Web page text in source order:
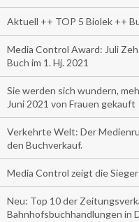
Aktuell ++ TOP 5 Biolek ++
Media Control Award: Juli
Buch im 1. Hj. 2021
Sie werden sich wundern,
Juni 2021 von Frauen gekauft
Verkehrte Welt: Der
den Buchverkauf.
Media Control zeigt die
Neu: Top 10 der
Bahnhofsbuchhandlungen in